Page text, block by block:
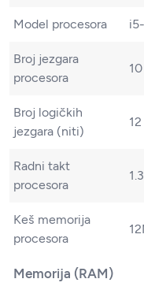
Model procesora
Broj jezgara
procesora
10
Broj logičkih
jezgara (niti)
12
Radni takt
procesora
Keš memorija
procesora
Memorija (RAM)